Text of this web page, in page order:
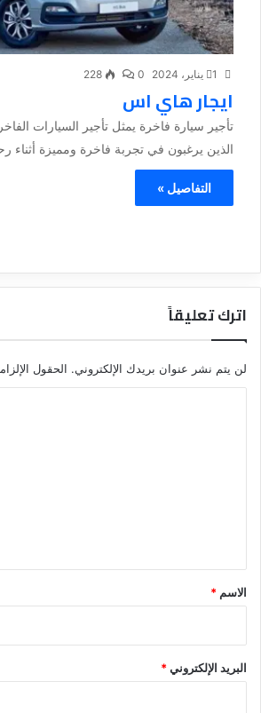
1 يناير، 2024 0
228
ايجار هاي اس
تأجير سيارة فاخرة يمثل تأجير السيارات
الذين يرغبون في تجربة فاخرة ومميزة أثناء
التفاصيل »
اترك تعليقاً
لن يتم نشر عنوان بريدك الإلكتروني. الحقول
*
الاسم *
البريد الإلكتروني*